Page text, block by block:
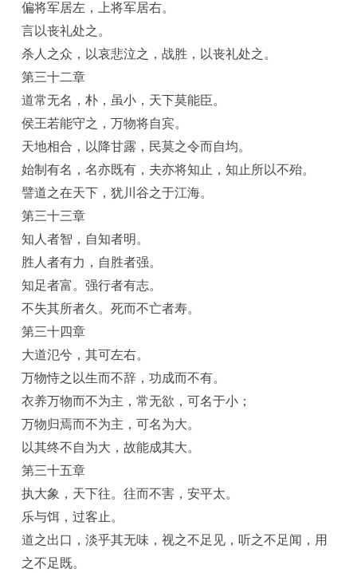
偏将军居左，上将军居右。
言以丧礼处之。
杀人之众，以哀悲泣之，战胜，以丧礼处之。
第三十二章
道常无名，朴，虽小，天下莫能臣。
侯王若能守之，万物将自宾。
天地相合，以降甘露，民莫之令而自均。
始制有名，名亦既有，夫亦将知止，知止所以不殆。
譬道之在天下，犹川谷之于江海。
第三十三章
知人者智，自知者明。
胜人者有力，自胜者强。
知足者富。强行者有志。
不失其所者久。死而不亡者寿。
第三十四章
大道氾兮，其可左右。
万物恃之以生而不辞，功成而不有。
衣养万物而不为主，常无欲，可名于小；
万物归焉而不为主，可名为大。
以其终不自为大，故能成其大。
第三十五章
执大象，天下往。往而不害，安平太。
乐与饵，过客止。
道之出口，淡乎其无味，视之不足见，听之不足闻，用
之不足既。